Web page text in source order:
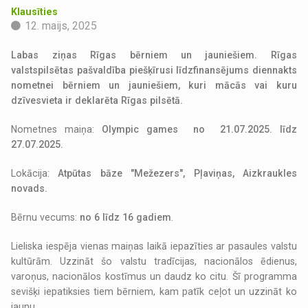
Klausīties
12. maijs, 2025
Labas ziņas Rīgas bērniem un jauniešiem. Rīgas
valstspilsētas pašvaldība piešķīrusi līdzfinansējums diennakts
nometnei bērniem un jauniešiem, kuri mācās vai kuru
dzīvesvieta ir deklarēta Rīgas pilsētā.
Nometnes maiņa: Olympic games no 21.07.2025. līdz
27.07.2025.
Lokācija: Atpūtas bāze "Mežezers", Pļaviņas, Aizkraukles
novads.
Bērnu vecums: no 6 līdz 16 gadiem
Lieliska iespēja vienas maiņas laikā iepazīties ar pasaules valstu
kultūrām. Uzzināt šo valstu tradīcijas, nacionālos ēdienus,
varoņus, nacionālos kostīmus un daudz ko citu. Šī programma
sevišķi iepatiksies tiem bērniem, kam patīk ceļot un uzzināt ko